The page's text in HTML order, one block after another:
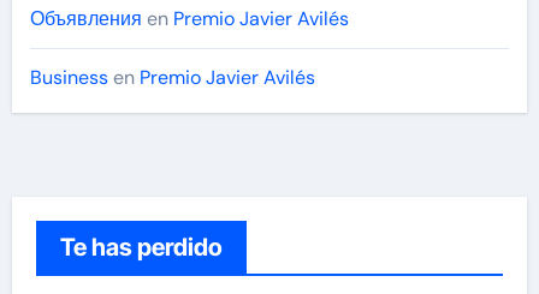
Объявления en Premio Javier Avilés
Businessen Premio Javier Avilés
Te has perdido